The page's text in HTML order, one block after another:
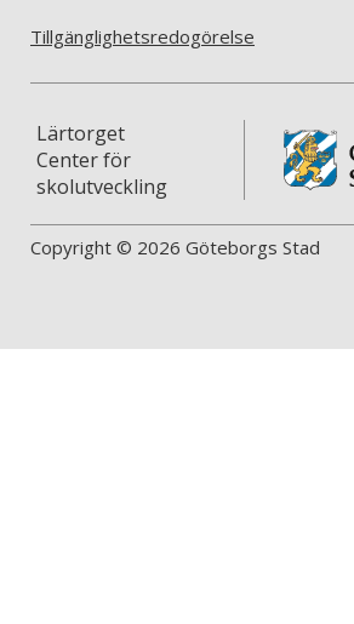
Tillgänglighetsredogörelse
Lärtorget
Center för
skolutveckling
Copyright © 2026 Göteborgs Stad